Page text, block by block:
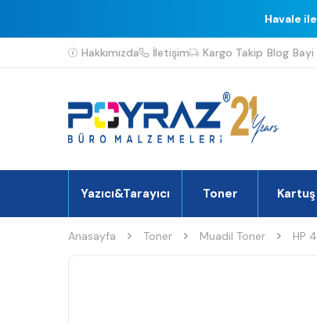
Havale
Hakkımızda İletişim Kargo Takip Blog Bayi
Yazıcı&Tarayıcı Toner Kartuş
Anasayfa Toner Muadil Toner HP